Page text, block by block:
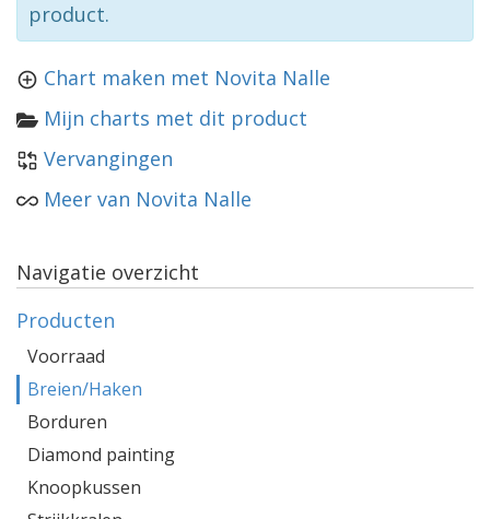
product.
Chart maken met Novita Nalle
Mijn charts met dit product
Vervangingen
Meer van Novita Nalle
Navigatie overzicht
Producten
Voorraad
Breien/Haken
Borduren
Diamond painting
Knoopkussen